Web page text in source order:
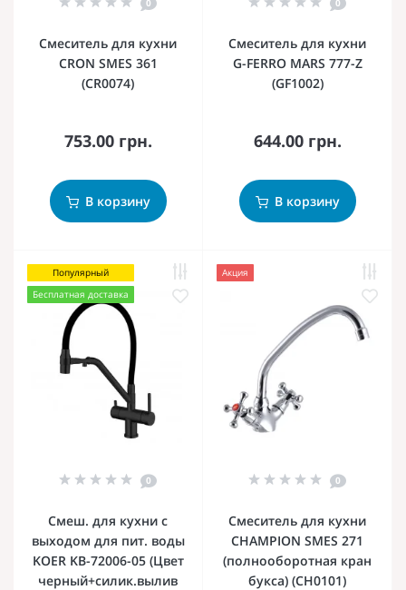
0
Смеситель для кухни
CRON SMES 361
(CR0074)
753.00 грн.
В корзину
0
Смеситель для кухни
G-FERRO MARS 777-Z
(GF1002)
644.00 грн.
В корзину
Популярный
Бесплатная доставка
0
Смеш. для кухни с
выходом для пит. воды
KOER KB-72006-05 (Цвет
черный+силик.вылив
Акция
0
Смеситель для кухни
CHAMPION SMES 271
(полнооборотная кран
букса) (CH0101)